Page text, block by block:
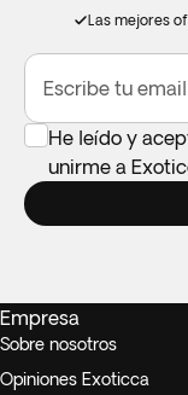
Las mejores
Escribe tu email
He leído y
unirme a
Empresa
Sobre nosotros
Opiniones Exoticca